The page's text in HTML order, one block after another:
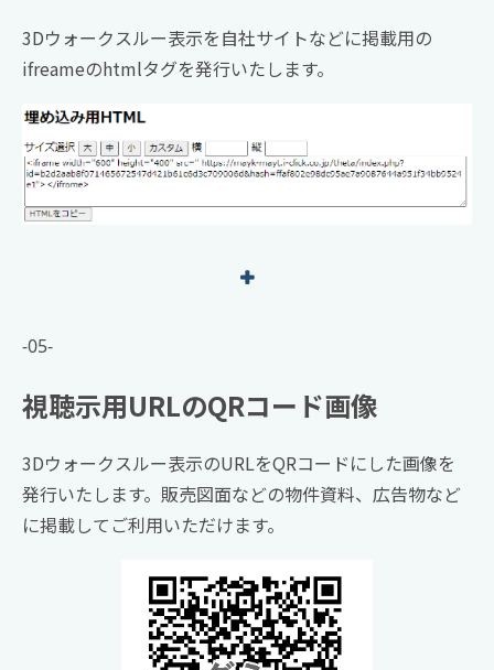
3Dウォークスルー表示を自社サイトなどに掲載用の
ifreameのhtmlタグを発行いたします。
-05-
視聴示用URLのQRコード画像
3Dウォークスルー表示のURLをQRコードにした画像を
発行いたします。販売図面などの物件資料、広告物など
に掲載してご利用いただけます。